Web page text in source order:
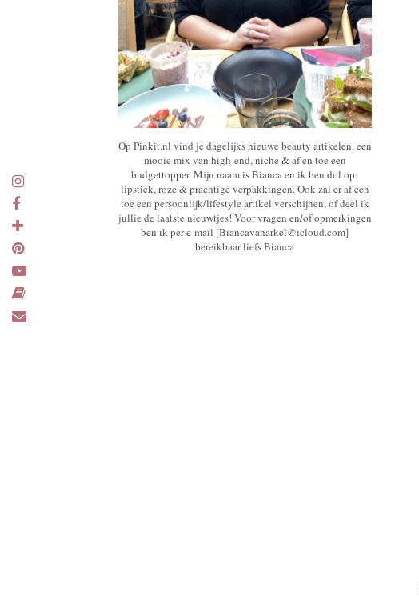
Op Pinkit.nl vind je dagelijks nieuwe beauty artikelen, een
mooie mix van high-end, niche & af en toe een
budgettopper. Mijn naam is Bianca en ik ben dol op:
lipstick, roze & prachtige verpakkingen. Ook zal er af een
toe een persoonlijk/lifestyle artikel verschijnen, of deel ik
jullie de laatste nieuwtjes! Voor vragen en/of opmerkingen
ben ik per e-mail [Biancavanarkel@icloud.com]
bereikbaar liefs Bianca